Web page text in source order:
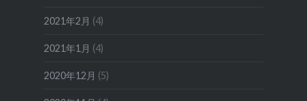
2021年2月 (4)
2021年1月 (4)
2020年12月 (5)